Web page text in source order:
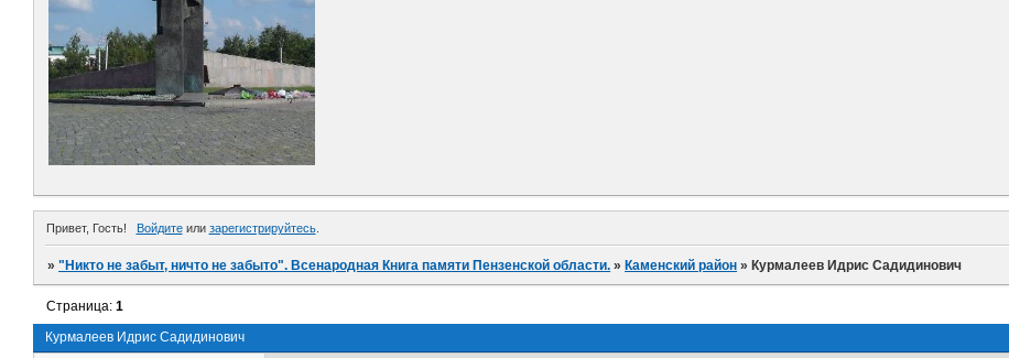
Привет, Гость! Войдитеили зарегистрируйтесь.
»"Никто не забыт, ничто не забыто". Всенародная Книга памяти Пензенской области. » Каменский район » Курмалеев Идрис Садидинович
Курмалеев Идрис Садидинович
Страница:1